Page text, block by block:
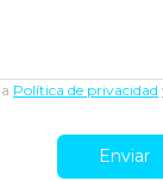
Política de privacidad
Enviar